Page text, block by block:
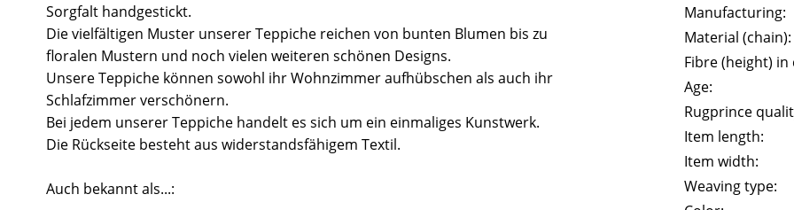
Sorgfalt handgestickt.
Die vielfältigen Muster unserer Teppiche reichen von bunten Blumen bis zu
floralen Mustern und noch vielen weiteren schönen Designs.
Unsere Teppiche können sowohl ihr Wohnzimmer aufhübschen als auch ihr
Schlafzimmer verschönern.
Bei jedem unserer Teppiche handelt es sich um ein einmaliges Kunstwerk.
Die Rückseite besteht aus widerstandsfähigem Textil.
Auch bekannt als...:
Manufacturing:
Material (chain):
Fibre (height) in
Age:
Rugprince
Item length:
Item width:
Weaving type: